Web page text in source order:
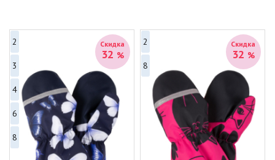
Скидка
32 %
2
3
4
6
8
Скидка
32 %
2
8